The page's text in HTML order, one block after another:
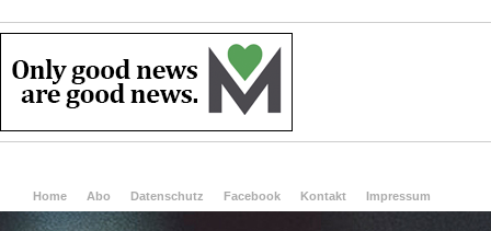
Home Abo Datenschutz Facebook Kontakt Impressum